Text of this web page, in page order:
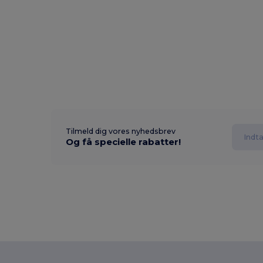
Tilmeld dig vores nyhedsbrev
Og få specielle rabatter!